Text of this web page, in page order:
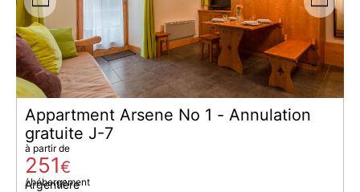
Appartment Arsene No 1 - Annulation
gratuite J-7
Argentière
à partir de
251€
/ hébergement